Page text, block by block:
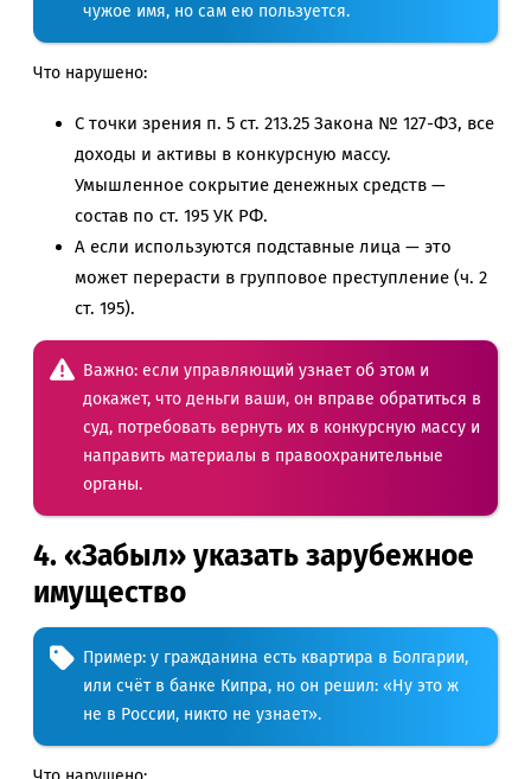
чужое имя, но сам ею пользуется.
Что нарушено:
С точки зрения п. 5 ст. 213.25 Закона № 127-ФЗ, все
доходы и активы в конкурсную массу.
Умышленное сокрытие денежных средств —
состав по ст. 195 УК РФ.
А если используются подставные лица — это
может перерасти в групповое преступление (ч. 2
ст. 195).
Важно: если управляющий узнает об этом и
докажет, что деньги ваши, он вправе обратиться в
суд, потребовать вернуть их в конкурсную массу и
направить материалы в правоохранительные
органы.
4. «Забыл» указать зарубежное
имущество
Пример: у гражданина есть квартира в Болгарии,
или счёт в банке Кипра, но он решил: «Ну это ж
не в России, никто не узнает».